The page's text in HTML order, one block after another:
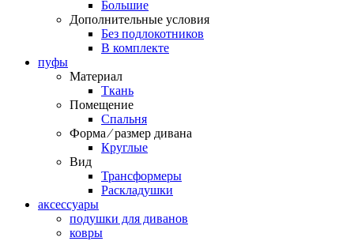
Большие
Дополнительные условия
Без подлокотников
В комплекте
пуфы
Материал
Ткань
Помещение
Спальня
Форма ⁄ размер дивана
Круглые
Вид
Трансформеры
Раскладушки
аксессуары
подушки для диванов
ковры